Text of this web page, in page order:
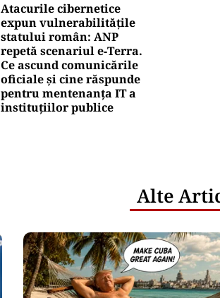
Atacurile cibernetice
expun vulnerabilitățile
statului român: ANP
repetă scenariul e‑Terra.
Ce ascund comunicările
oficiale și cine răspunde
pentru mentenanța IT a
instituțiilor publice
Alte